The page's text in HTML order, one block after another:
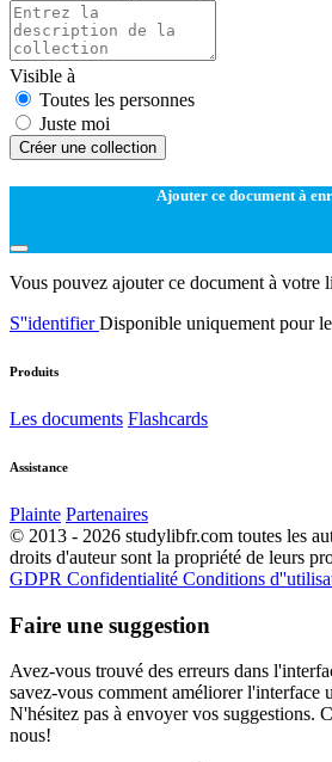
Visible à
Toutes les personnes
Juste moi
Créer une collection
Ajouter ce document à
Vous pouvez ajouter ce document à votre
S''identifierDisponible uniquement pour
Produits
Les documents Flashcards
Assistance
Plainte Partenaires
© 2013 - 2026 studylibfr.com toutes les
droits d'auteur sont la propriété de leurs
GDPR Confidentialité Conditions
Faire une suggestion
Avez-vous trouvé des erreurs dans
savez-vous comment améliorer l'interface
N'hésitez pas à envoyer vos suggestions.
nous!